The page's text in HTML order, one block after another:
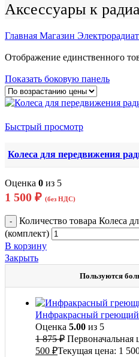
Аксессуары к
Главная Магазин
Отображение единственного
Показать боковую панель
Быстрый просмотр
Колеса для передвижения
Оценка 0 из 5
1 500 ₽ (без НДС)
Количество товара Колеса
(комплект)
В корзину
Закрыть
Пользуются
Инфракрасный
Оценка 5.00 из 5
1 875₽ Первоначальная
500 ₽Текущая цена: 1